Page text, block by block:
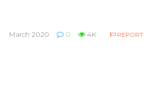
March 2020 0 4K REPORT